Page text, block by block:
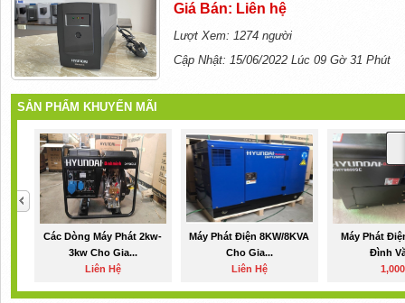
Giá Bán: Liên hệ
Lượt Xem: 1274 người
Cập Nhật: 15/06/2022 Lúc 09 Gờ 31 Phút
SẢN PHẨM KHUYẾN MÃI
Các Dòng Máy Phát 2kw-
3kw Cho Gia...
Liên Hệ
Máy Phát Điện 8KW/8KVA
Cho Gia...
Liên Hệ
Máy Phát
Đình